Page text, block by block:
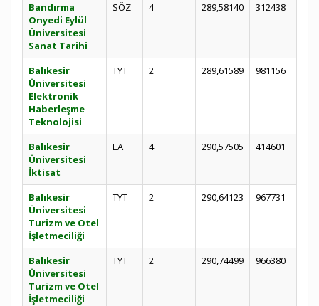
Bandırma
Onyedi Eylül
Üniversitesi
Sanat Tarihi
SÖZ 4 289,58140 312438
Balıkesir
Üniversitesi
Elektronik
Haberleşme
Teknolojisi
TYT 2 289,61589 981156
Balıkesir
Üniversitesi
İktisat
EA 4 290,57505 414601
Balıkesir
Üniversitesi
Turizm ve Otel
İşletmeciliği
TYT 2 290,64123 967731
Balıkesir
Üniversitesi
Turizm ve Otel
İşletmeciliği
TYT 2 290,74499 966380